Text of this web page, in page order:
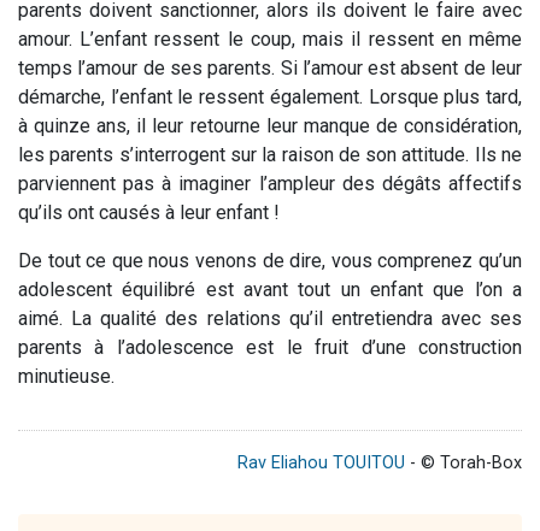
parents doivent sanctionner, alors ils doivent le faire avec
amour. L’enfant ressent le coup, mais il ressent en même
temps l’amour de ses parents. Si l’amour est absent de leur
démarche, l’enfant le ressent également. Lorsque plus tard,
à quinze ans, il leur retourne leur manque de considération,
les parents s’interrogent sur la raison de son attitude. Ils ne
parviennent pas à imaginer l’ampleur des dégâts affectifs
qu’ils ont causés à leur enfant !
De tout ce que nous venons de dire, vous comprenez qu’un
adolescent équilibré est avant tout un enfant que l’on a
aimé. La qualité des relations qu’il entretiendra avec ses
parents à l’adolescence est le fruit d’une construction
minutieuse.
Rav Eliahou TOUITOU - © Torah-Box